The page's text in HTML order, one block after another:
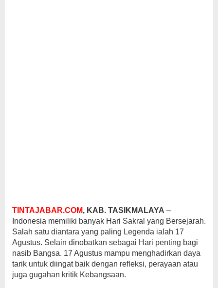
TINTAJABAR.COM, KAB. TASIKMALAYA –
Indonesia memiliki banyak Hari Sakral yang Bersejarah.
Salah satu diantara yang paling Legenda ialah 17
Agustus. Selain dinobatkan sebagai Hari penting bagi
nasib Bangsa. 17 Agustus mampu menghadirkan daya
tarik untuk diingat baik dengan refleksi, perayaan atau
juga gugahan kritik Kebangsaan.